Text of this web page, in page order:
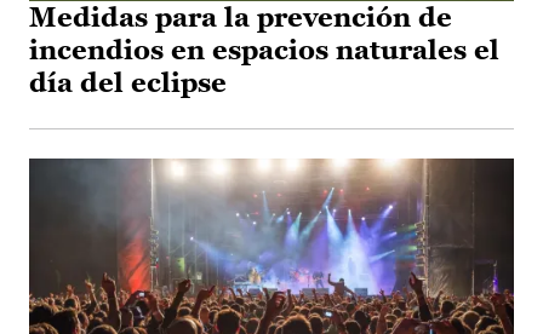
Medidas para la prevención de
incendios en espacios naturales el
día del eclipse